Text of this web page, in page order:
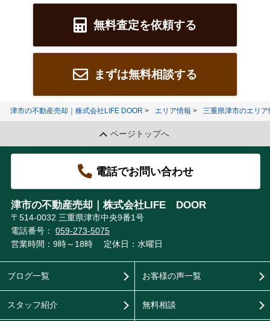
無料査定を依頼する
まずは無料相談する
津市の不動産売却｜株式会社LIFE DOOR エリア情報 三重県津市のエリア
ページトップへ
電話でお問い合わせ
津市の不動産売却｜株式会社LIFE DOOR
〒514-0032 三重県津市中央9番1号
電話番号： 059-273-5075
営業時間：9時～18時
定休日：水曜日
ブログ一覧
スタッフ紹介
お客様の声一覧
無料相談